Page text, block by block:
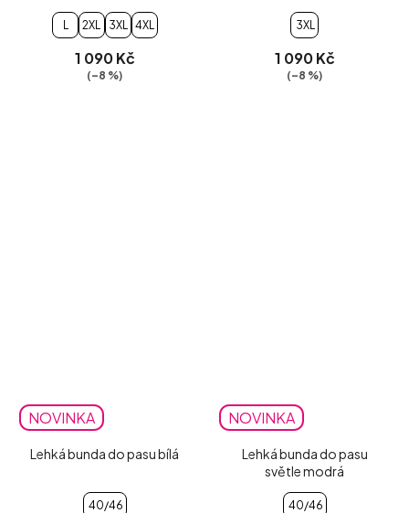
L 2XL 3XL 4XL
1 090 Kč
(–8 %)
3XL
1 090 Kč
(–8 %)
NOVINKA
Lehká bunda do pasu bílá
40/46
NOVINKA
Lehká bunda do pasu
světle modrá
40/46